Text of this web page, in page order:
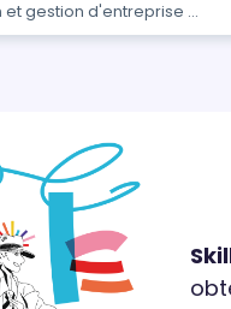
et gestion d'entreprise à